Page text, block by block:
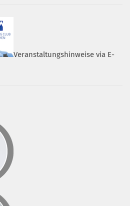
Veranstaltungshinweise via E-